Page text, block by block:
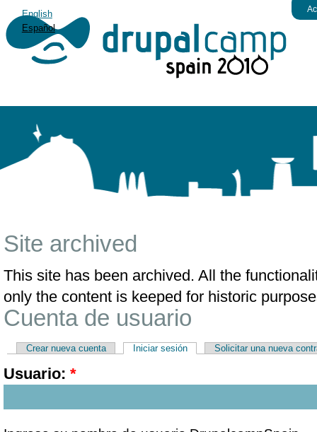
Site archived
This site has been archived. All the
only the content is keeped for historic
Cuenta de usuario
Crear nueva cuenta Iniciar sesión Solicitar una nueva
Usuario: *
English
Español